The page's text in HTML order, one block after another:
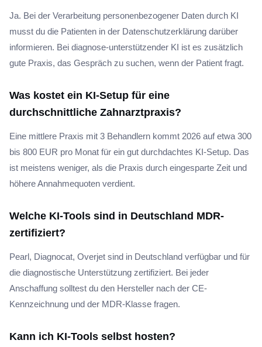
Ja. Bei der Verarbeitung personenbezogener Daten durch KI
musst du die Patienten in der Datenschutzerklärung darüber
informieren. Bei diagnose-unterstützender KI ist es zusätzlich
gute Praxis, das Gespräch zu suchen, wenn der Patient fragt.
Was kostet ein KI-Setup für eine
durchschnittliche Zahnarztpraxis?
Eine mittlere Praxis mit 3 Behandlern kommt 2026 auf etwa 300
bis 800 EUR pro Monat für ein gut durchdachtes KI-Setup. Das
ist meistens weniger, als die Praxis durch eingesparte Zeit und
höhere Annahmequoten verdient.
Welche KI-Tools sind in Deutschland MDR-
zertifiziert?
Pearl, Diagnocat, Overjet sind in Deutschland verfügbar und für
die diagnostische Unterstützung zertifiziert. Bei jeder
Anschaffung solltest du den Hersteller nach der CE-
Kennzeichnung und der MDR-Klasse fragen.
Kann ich KI-Tools selbst hosten?